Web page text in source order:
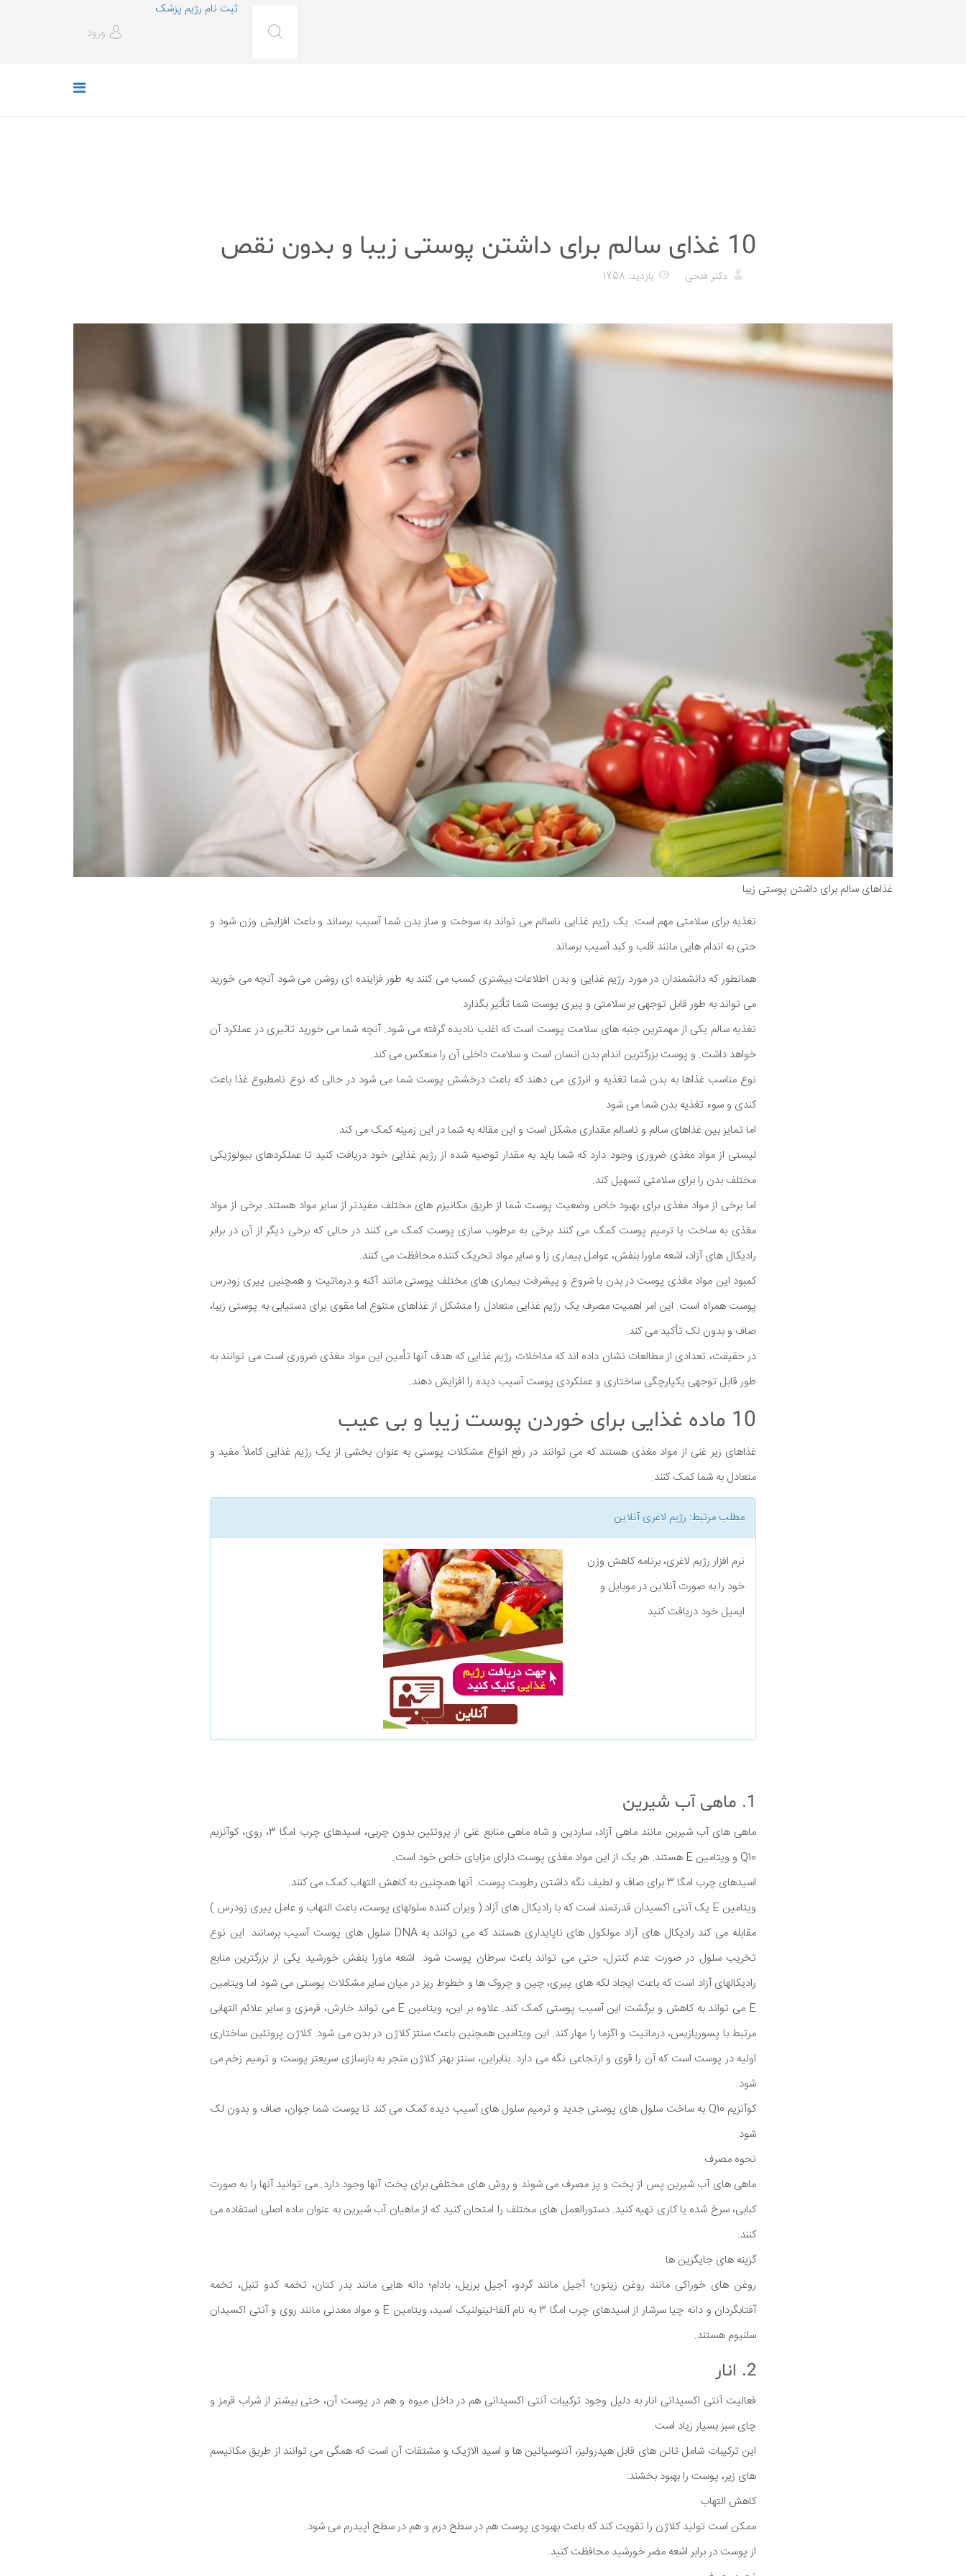
ثبت نام رژیم پزشک
ورود
10 غذای سالم برای داشتن پوستی زیبا و بدون نقص
دکتر فتحی بازدید: 1758
غذاهای سالم برای داشتن پوستی زیبا
تغذیه برای سلامتی مهم است. یک رژیم غذایی ناسالم می تواند به سوخت و ساز بدن شما آسیب برساند و باعث افزایش وزن شود و
حتی به اندام هایی مانند قلب و کبد آسیب برساند.
همانطور که دانشمندان در مورد رژیم غذایی و بدن اطلاعات بیشتری کسب می کنند به طور فزاینده ای روشن می شود آنچه می خورید
می تواند به طور قابل توجهی بر سلامتی و پیری پوست شما تأثیر بگذارد.
تغذیه سالم یکی از مهمترین جنبه های سلامت پوست است که اغلب نادیده گرفته می شود. آنچه شما می خورید تاثیری در عملکرد آن
خواهد داشت. و پوست بزرگترین اندام بدن انسان است و سلامت داخلی آن را منعکس می کند.
نوع مناسب غذاها به بدن شما تغذیه و انرژی می دهند که باعث درخشش پوست شما می شود در حالی که نوع نامطبوع غذا باعث
کندی و سوء تغذیه بدن شما می شود
اما تمایز بین غذاهای سالم و ناسالم مقداری مشکل است و این مقاله به شما در این زمینه کمک می کند.
لیستی از مواد مغذی ضروری وجود دارد که شما باید به مقدار توصیه شده از رژیم غذایی خود دریافت کنید تا عملکردهای بیولوژیکی
مختلف بدن را برای سلامتی تسهیل کند.
اما برخی از مواد مغذی برای بهبود خاص وضعیت پوست شما از طریق مکانیزم های مختلف مفیدتر از سایر مواد هستند. برخی از مواد
مغذی به ساخت یا ترمیم پوست کمک می کنند برخی به مرطوب سازی پوست کمک می کنند در حالی که برخی دیگر از آن در برابر
رادیکال های آزاد، اشعه ماورا بنفش، عوامل بیماری زا و سایر مواد تحریک کننده محافظت می کنند.
کمبود این مواد مغذی پوست در بدن با شروع و پیشرفت بیماری های مختلف پوستی مانند آکنه و درماتیت و همچنین پیری زودرس
پوست همراه است. این امر اهمیت مصرف یک رژیم غذایی متعادل را متشکل از غذاهای متنوع اما مقوی برای دستیابی به پوستی زیبا،
صاف و بدون لک تأکید می کند.
در حقیقت، تعدادی از مطالعات نشان داده اند که مداخلات رژیم غذایی که هدف آنها تأمین این مواد مغذی ضروری است می توانند به
طور قابل توجهی یکپارچگی ساختاری و عملکردی پوست آسیب دیده را افزایش دهند.
10 ماده غذایی برای خوردن پوست زیبا و بی عیب
غذاهای زیر غنی از مواد مغذی هستند که می توانند در رفع انواع مشکلات پوستی به عنوان بخشی از یک رژیم غذایی کاملاً مفید و
متعادل به شما کمک کنند.
مطلب مرتبط: رژیم لاغریآنلاین
نرم افزار رژیم لاغری، برنامه کاهش وزن
خود را به صورت آنلاین در موبایل و
ایمیل خود دریافت کنید
1. ماهی آب شیرین
ماهی های آب شیرین مانند ماهی آزاد، ساردین و شاه ماهی منابع غنی از پروتئین بدون چربی، اسیدهای چرب امگا 3، روی، کوآنزیم
Q10 و ویتامین E هستند. هر یک از این مواد مغذی پوست دارای مزایای خاص خود است.
اسیدهای چرب امگا 3 برای صاف و لطیف نگه داشتن رطوبت پوست. آنها همچنین به کاهش التهاب کمک می کنند.
ویتامین E یک آنتی اکسیدان قدرتمند است که با رادیکال های آزاد ( ویران کننده سلولهای پوست، باعث التهاب و عامل پیری زودرس )
مقابله می کند رادیکال های آزاد مولکول های ناپایداری هستند که می توانند به DNA سلول های پوست آسیب برسانند. این نوع
تخریب سلول در صورت عدم کنترل، حتی می تواند باعث سرطان پوست شود. اشعه ماورا بنفش خورشید یکی از بزرگترین منابع
رادیکالهای آزاد است که باعث ایجاد لکه های پیری، چین و چروک ها و خطوط ریز در میان سایر مشکلات پوستی می شود اما ویتامین
E می تواند به کاهش و برگشت این آسیب پوستی کمک کند. علاوه بر این، ویتامین E می تواند خارش، قرمزی و سایر علائم التهابی
مرتبط با پسوریازیس، درماتیت و اگزما را مهار کند. این ویتامین همچنین باعث سنتز کلاژن در بدن می شود. کلاژن پروتئین ساختاری
اولیه در پوست است که آن را قوی و ارتجاعی نگه می دارد. بنابراین، سنتز بهتر کلاژن منجر به بازسازی سریعتر پوست و ترمیم زخم می
شود.
کوآنزیم Q10 به ساخت سلول های پوستی جدید و ترمیم سلول های آسیب دیده کمک می کند تا پوست شما جوان، صاف و بدون لک
شود.
نحوه مصرف
ماهی های آب شیرین پس از پخت و پز مصرف می شوند و روش های مختلفی برای پخت آنها وجود دارد. می توانید آنها را به صورت
کبابی، سرخ شده یا کاری تهیه کنید. دستورالعمل های مختلف را امتحان کنید که از ماهیان آب شیرین به عنوان ماده اصلی استفاده می
کنند.
گزینه های جایگزین ها
روغن های خوراکی مانند روغن زیتون؛ آجیل مانند گردو، آجیل برزیل، بادام؛ دانه هایی مانند بذر کتان، تخمه کدو تنبل، تخمه
آفتابگردان و دانه چیا سرشار از اسیدهای چرب امگا 3 به نام آلفا-لینولنیک اسید، ویتامین E و مواد معدنی مانند روی و آنتی اکسیدان
سلنیوم هستند.
2. انار
فعالیت آنتی اکسیدانی انار به دلیل وجود ترکیبات آنتی اکسیدانی هم در داخل میوه و هم در پوست آن، حتی بیشتر از شراب قرمز و
چای سبز بسیار زیاد است.
این ترکیبات شامل تانن های قابل هیدرولیز، آنتوسیانین ها و اسید الاژیک و مشتقات آن است که همگی می توانند از طریق مکانیسم
های زیر، پوست را بهبود بخشند:
کاهش التهاب
ممکن است تولید کلاژن را تقویت کند که باعث بهبودی پوست هم در سطح درم و هم در سطح اپیدرم می شود.
از پوست در برابر اشعه مضر خورشید محافظت کنید.